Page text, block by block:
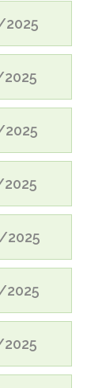
2025
2025
2025